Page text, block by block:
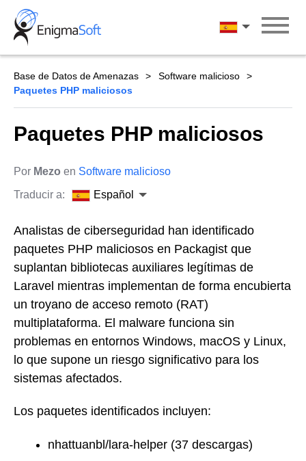
Skip
content
Español
Base de Datos de Amenazas
Software malicioso
Paquetes PHP maliciosos
Paquetes PHP maliciosos
Por Mezo en Software malicioso
Traducir a:
Español
Analistas de ciberseguridad han identificado
paquetes PHP maliciosos en Packagist que
suplantan bibliotecas auxiliares legítimas de
Laravel mientras implementan de forma encubierta
un troyano de acceso remoto (RAT)
multiplataforma. El malware funciona sin
problemas en entornos Windows, macOS y Linux,
lo que supone un riesgo significativo para los
sistemas afectados.
Los paquetes identificados incluyen:
nhattuanbl/lara-helper (37 descargas)